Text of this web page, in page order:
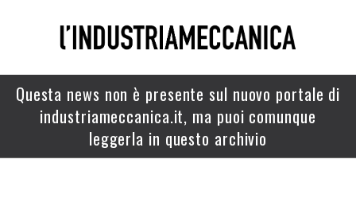
Questa news non è presente sul nuovo portale di
industriameccanica.it, ma puoi comunque
leggerla in questo archivio